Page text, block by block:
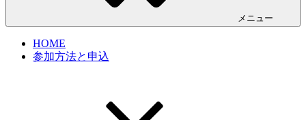
メニュー
HOME
参加方法と申込